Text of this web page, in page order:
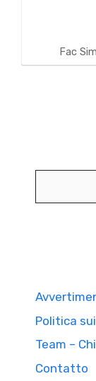
Fac
Politica
Team –
Contatto